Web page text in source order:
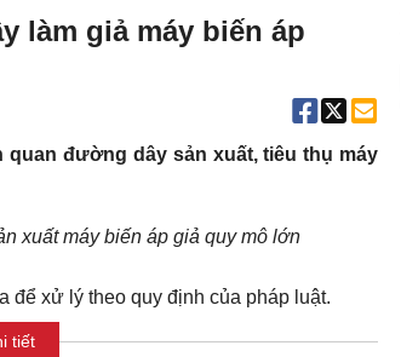
làm giả máy biến áp
đường dây sản xuất, tiêu thụ máy
xuất máy biến áp giả quy mô lớn
để xử lý theo quy định của pháp luật.
tiết